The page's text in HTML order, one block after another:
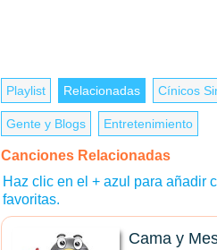
Playlist Relacionadas Cínicos
Gente y Blogs Entretenimiento
Canciones Relacionadas
Haz clic en el + azul para añadir
favoritas.
Cama y